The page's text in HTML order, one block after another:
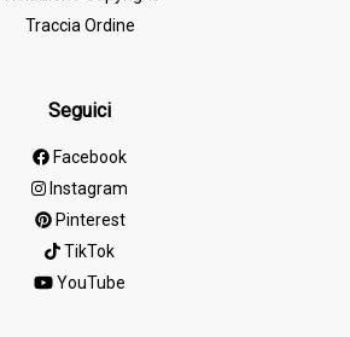
Traccia Ordine
Seguici
Facebook
Instagram
Pinterest
TikTok
YouTube